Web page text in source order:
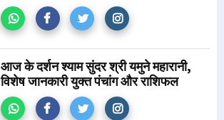
आज के दर्शन श्याम सुंदर श्री यमुने महारानी,
विशेष जानकारी युक्त पंचांग और राशिफल